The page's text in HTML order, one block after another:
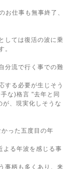
お仕事も無事終了、
しては復活の波に乗
。
分流で行く事での難
する必要が生じそう
な)格言 "去年と同
が、現実化しそうな
った五度目の年
よる年波を感じる事
事柄も多くあり、来